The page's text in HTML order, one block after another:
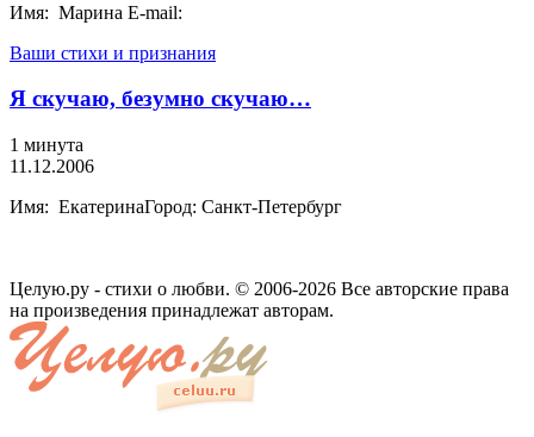
Имя: Марина E-mail:
Ваши стихи и признания
Я скучаю, безумно скучаю…
1 минута
11.12.2006
Имя: ЕкатеринаГород: Санкт-Петербург
Целую.ру - стихи о любви. © 2006-2026 Все авторские права
на произведения принадлежат авторам.